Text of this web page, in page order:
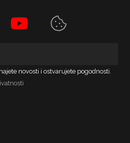
novosti i ostvarujete pogodnosti.